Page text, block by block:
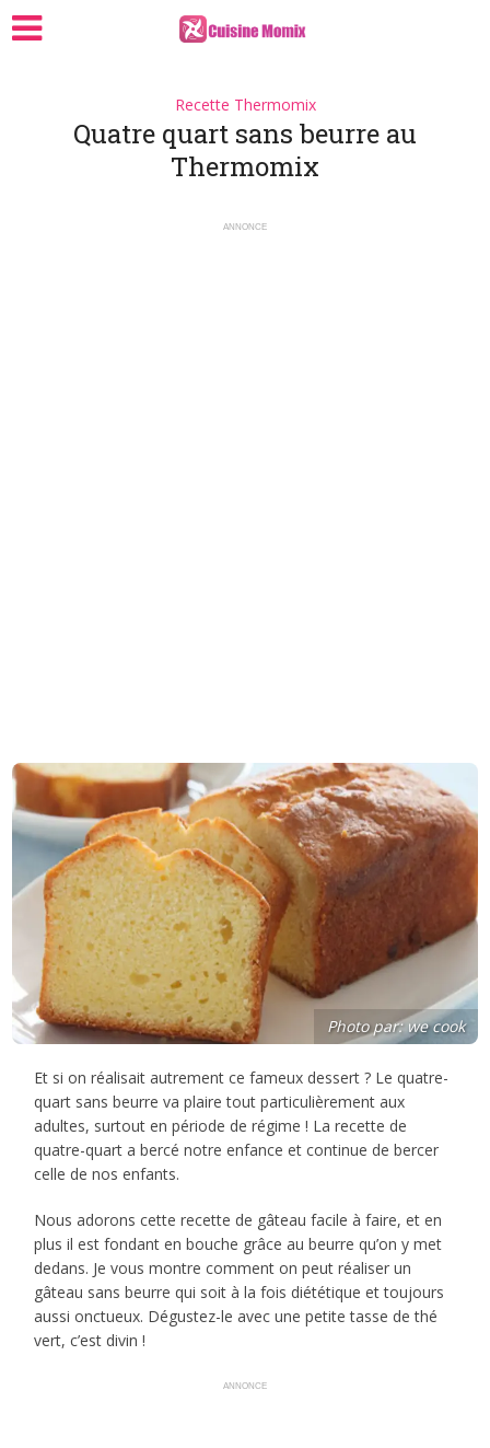
Recette Thermomix
Quatre quart sans beurre au
Thermomix
ANNONCE
Photo par: we cook
Et si on réalisait autrement ce fameux dessert ? Le quatre-
quart sans beurre va plaire tout particulièrement aux
adultes, surtout en période de régime ! La recette de
quatre-quart a bercé notre enfance et continue de bercer
celle de nos enfants.
Nous adorons cette recette de gâteau facile à faire, et en
plus il est fondant en bouche grâce au beurre qu’on y met
dedans. Je vous montre comment on peut réaliser un
gâteau sans beurre qui soit à la fois diététique et toujours
aussi onctueux. Dégustez-le avec une petite tasse de thé
vert, c’est divin !
ANNONCE